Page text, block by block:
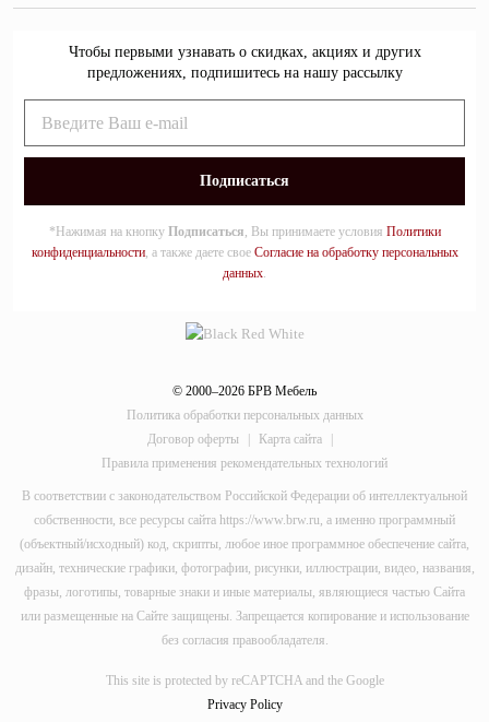
Чтобы первыми узнавать о скидках, акциях и других
предложениях, подпишитесь на нашу рассылку
*Нажимая на кнопку Подписаться , Вы принимаете условия Политики
конфиденциальности, а также даете свое Согласие на обработку персональных
данных
© 2000–2026 БРВ Мебель
Политика обработки персональных данных
Договор оферты
| Карта сайта
|
Правила применения рекомендательных технологий
В соответствии с законодательством Российской Федерации об интеллектуальной
собственности, все ресурсы сайта https://www.brw.ru, а именно программный
(объектный/исходный) код, скрипты, любое иное программное обеспечение сайта,
дизайн, технические графики, фотографии, рисунки, иллюстрации, видео, названия,
фразы, логотипы, товарные знаки и иные материалы, являющиеся частью Сайта
или размещенные на Сайте защищены. Запрещается копирование и использование
без согласия правообладателя.
This site is protected by reCAPTCHA and the Google
Privacy Policy